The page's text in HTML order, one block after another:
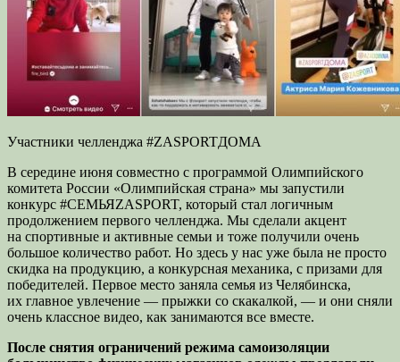
Участники челленджа #ZASPORTДОМА
В середине июня совместно с программой Олимпийского
комитета России «Олимпийская страна» мы запустили
конкурс #СЕМЬЯZASPORT, который стал логичным
продолжением первого челленджа. Мы сделали акцент
на спортивные и активные семьи и тоже получили очень
большое количество работ. Но здесь у нас уже была не просто
скидка на продукцию, а конкурсная механика, с призами для
победителей. Первое место заняла семья из Челябинска,
их главное увлечение — прыжки со скакалкой, — и они сняли
очень классное видео, как занимаются все вместе.
После снятия ограничений режима самоизоляции